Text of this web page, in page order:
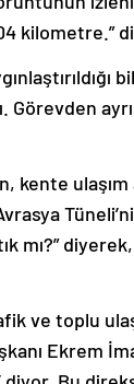
kilometre.”
kente ulaşım
mı?”
ve toplu
Ekrem